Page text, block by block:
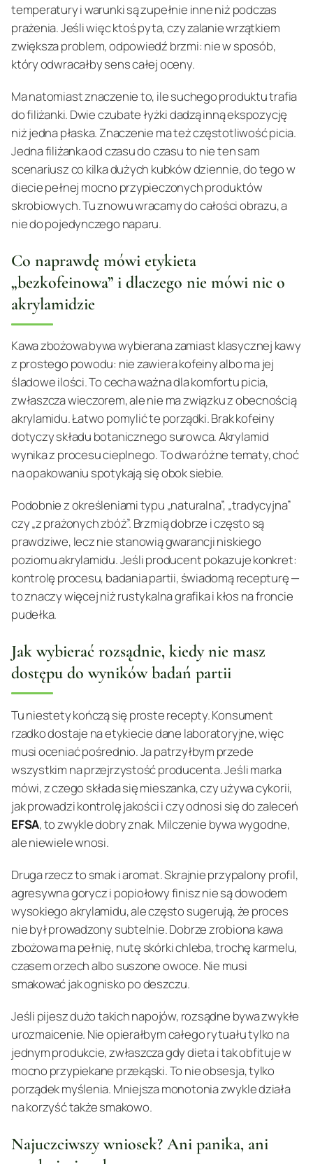
temperatury i warunki są zupełnie inne niż podczas
prażenia. Jeśli więc ktoś pyta, czy zalanie wrzątkiem
zwiększa problem, odpowiedź brzmi: nie w sposób,
który odwracałby sens całej oceny.
Ma natomiast znaczenie to, ile suchego produktu trafia
do filiżanki. Dwie czubate łyżki dadzą inną ekspozycję
niż jedna płaska. Znaczenie ma też częstotliwość picia.
Jedna filiżanka od czasu do czasu to nie ten sam
scenariusz co kilka dużych kubków dziennie, do tego w
diecie pełnej mocno przypieczonych produktów
skrobiowych. Tu znowu wracamy do całości obrazu, a
nie do pojedynczego naparu.
Co naprawdę mówi etykieta
„bezkofeinowa” i dlaczego nie mówi nic o
akrylamidzie
Kawa zbożowa bywa wybierana zamiast klasycznej kawy
z prostego powodu: nie zawiera kofeiny albo ma jej
śladowe ilości. To cecha ważna dla komfortu picia,
zwłaszcza wieczorem, ale nie ma związku z obecnością
akrylamidu. Łatwo pomylić te porządki. Brak kofeiny
dotyczy składu botanicznego surowca. Akrylamid
wynika z procesu cieplnego. To dwa różne tematy, choć
na opakowaniu spotykają się obok siebie.
Podobnie z określeniami typu „naturalna”, „tradycyjna”
czy „z prażonych zbóż”. Brzmią dobrze i często są
prawdziwe, lecz nie stanowią gwarancji niskiego
poziomu akrylamidu. Jeśli producent pokazuje konkret:
kontrolę procesu, badania partii, świadomą recepturę —
to znaczy więcej niż rustykalna grafika i kłos na froncie
pudełka.
Jak wybierać rozsądnie, kiedy nie masz
dostępu do wyników badań partii
Tu niestety kończą się proste recepty. Konsument
rzadko dostaje na etykiecie dane laboratoryjne, więc
musi oceniać pośrednio. Ja patrzyłbym przede
wszystkim na przejrzystość producenta. Jeśli marka
mówi, z czego składa się mieszanka, czy używa cykorii,
jak prowadzi kontrolę jakości i czy odnosi się do zaleceń
EFSA, to zwykle dobry znak. Milczenie bywa wygodne,
ale niewiele wnosi.
Druga rzecz to smak i aromat. Skrajnie przypalony profil,
agresywna gorycz i popiołowy finisz nie są dowodem
wysokiego akrylamidu, ale często sugerują, że proces
nie był prowadzony subtelnie. Dobrze zrobiona kawa
zbożowa ma pełnię, nutę skórki chleba, trochę karmelu,
czasem orzech albo suszone owoce. Nie musi
smakować jak ognisko po deszczu.
Jeśli pijesz dużo takich napojów, rozsądne bywa zwykłe
urozmaicenie. Nie opierałbym całego rytuału tylko na
jednym produkcie, zwłaszcza gdy dieta i tak obfituje w
mocno przypiekane przekąski. To nie obsesja, tylko
porządek myślenia. Mniejsza monotonia zwykle działa
na korzyść także smakowo.
Najuczciwszy wniosek? Ani panika, ani